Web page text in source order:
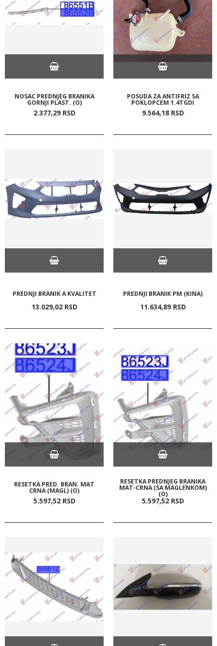
NOSAC PREDNJEG BRANIKA
GORNJI PLAST. (O)
2.377,29 RSD
POSUDA ZA ANTIFRIZ SA
POKLOPCEM 1.4TGDI
9.564,18 RSD
PREDNJI BRANIK A KVALITET
13.029,02 RSD
PREDNJI BRANIK PM (KINA)
11.634,89 RSD
RESETKA PRED. BRAN. MAT
CRNA (MAGL) (O)
5.597,52 RSD
RESETKA PREDNJEG BRANIKA
MAT-CRNA (SA MAGLENKOM)
(O)
5.597,52 RSD